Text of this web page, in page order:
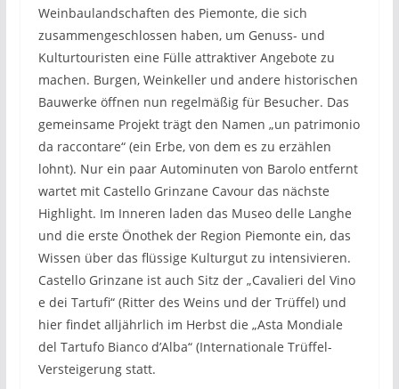
Weinbaulandschaften des Piemonte, die sich
zusammengeschlossen haben, um Genuss- und
Kulturtouristen eine Fülle attraktiver Angebote zu
machen. Burgen, Weinkeller und andere historischen
Bauwerke öffnen nun regelmäßig für Besucher. Das
gemeinsame Projekt trägt den Namen „un patrimonio
da raccontare“ (ein Erbe, von dem es zu erzählen
lohnt). Nur ein paar Autominuten von Barolo entfernt
wartet mit Castello Grinzane Cavour das nächste
Highlight. Im Inneren laden das Museo delle Langhe
und die erste Önothek der Region Piemonte ein, das
Wissen über das flüssige Kulturgut zu intensivieren.
Castello Grinzane ist auch Sitz der „Cavalieri del Vino
e dei Tartufi“ (Ritter des Weins und der Trüffel) und
hier findet alljährlich im Herbst die „Asta Mondiale
del Tartufo Bianco d’Alba“ (Internationale Trüffel-
Versteigerung statt.